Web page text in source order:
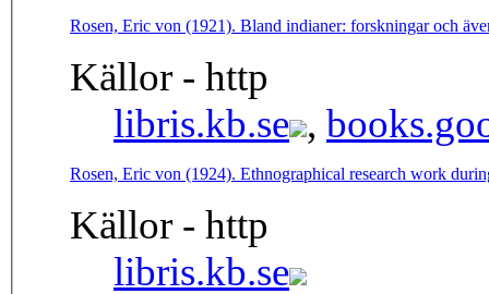
Rosen, Eric von (1921). Bland indianer: forskningar och
Källor - http
libris.kb.se ,
Rosen, Eric von (1924). Ethnographical research work
Källor - http
libris.kb.se